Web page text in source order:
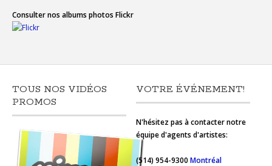
Consulter nos albums photos Flickr
TOUS NOS VIDÉOS
PROMOS
VOTRE ÉVÉNEMENT!
N'hésitez pas à contacter notre
équipe d'agents d'artistes:
(514) 954-9300 Montréal